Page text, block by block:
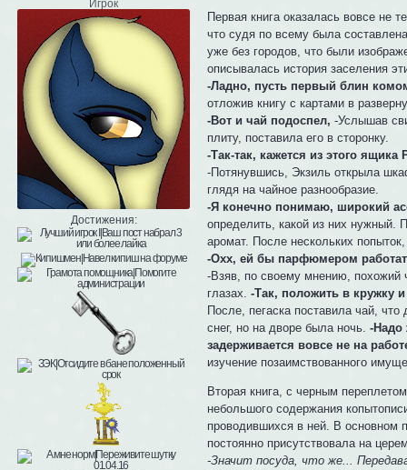
Игрок
Достижения:
Первая книга оказалась вовсе не
что судя по всему была
уже без городов, что были
описывалась история заселения
-Ладно, пусть первый блин
отложив книгу с картами в
-Вот и чай подоспел, -Услышав
плиту, поставила его в сторонку.
-Так-так, кажется из этого
-Потянувшись, Экзиль открыла
глядя на чайное разнообразие.
-Я конечно понимаю, широкий
определить, какой из них нужный.
аромат. После нескольких
-Охх, ей бы парфюмером
-Взяв, по своему мнению, похожий
глазах.-Так, положить в кружку
После, пегаска поставила чай,
снег, но на дворе была ночь.-Надо
задерживается вовсе не на
изучение позаимствованного
Вторая книга, с черным
небольшого содержания
проводившихся в ней. В основном
постоянно присутствовала на
-Значит посуда, что же...